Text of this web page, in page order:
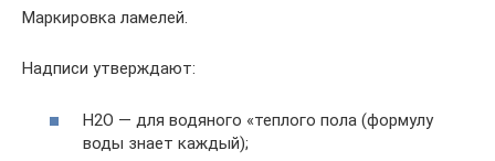
Маркировка ламелей.
Надписи утверждают:
H2O — для водяного «теплого пола (формулу
воды знает каждый);